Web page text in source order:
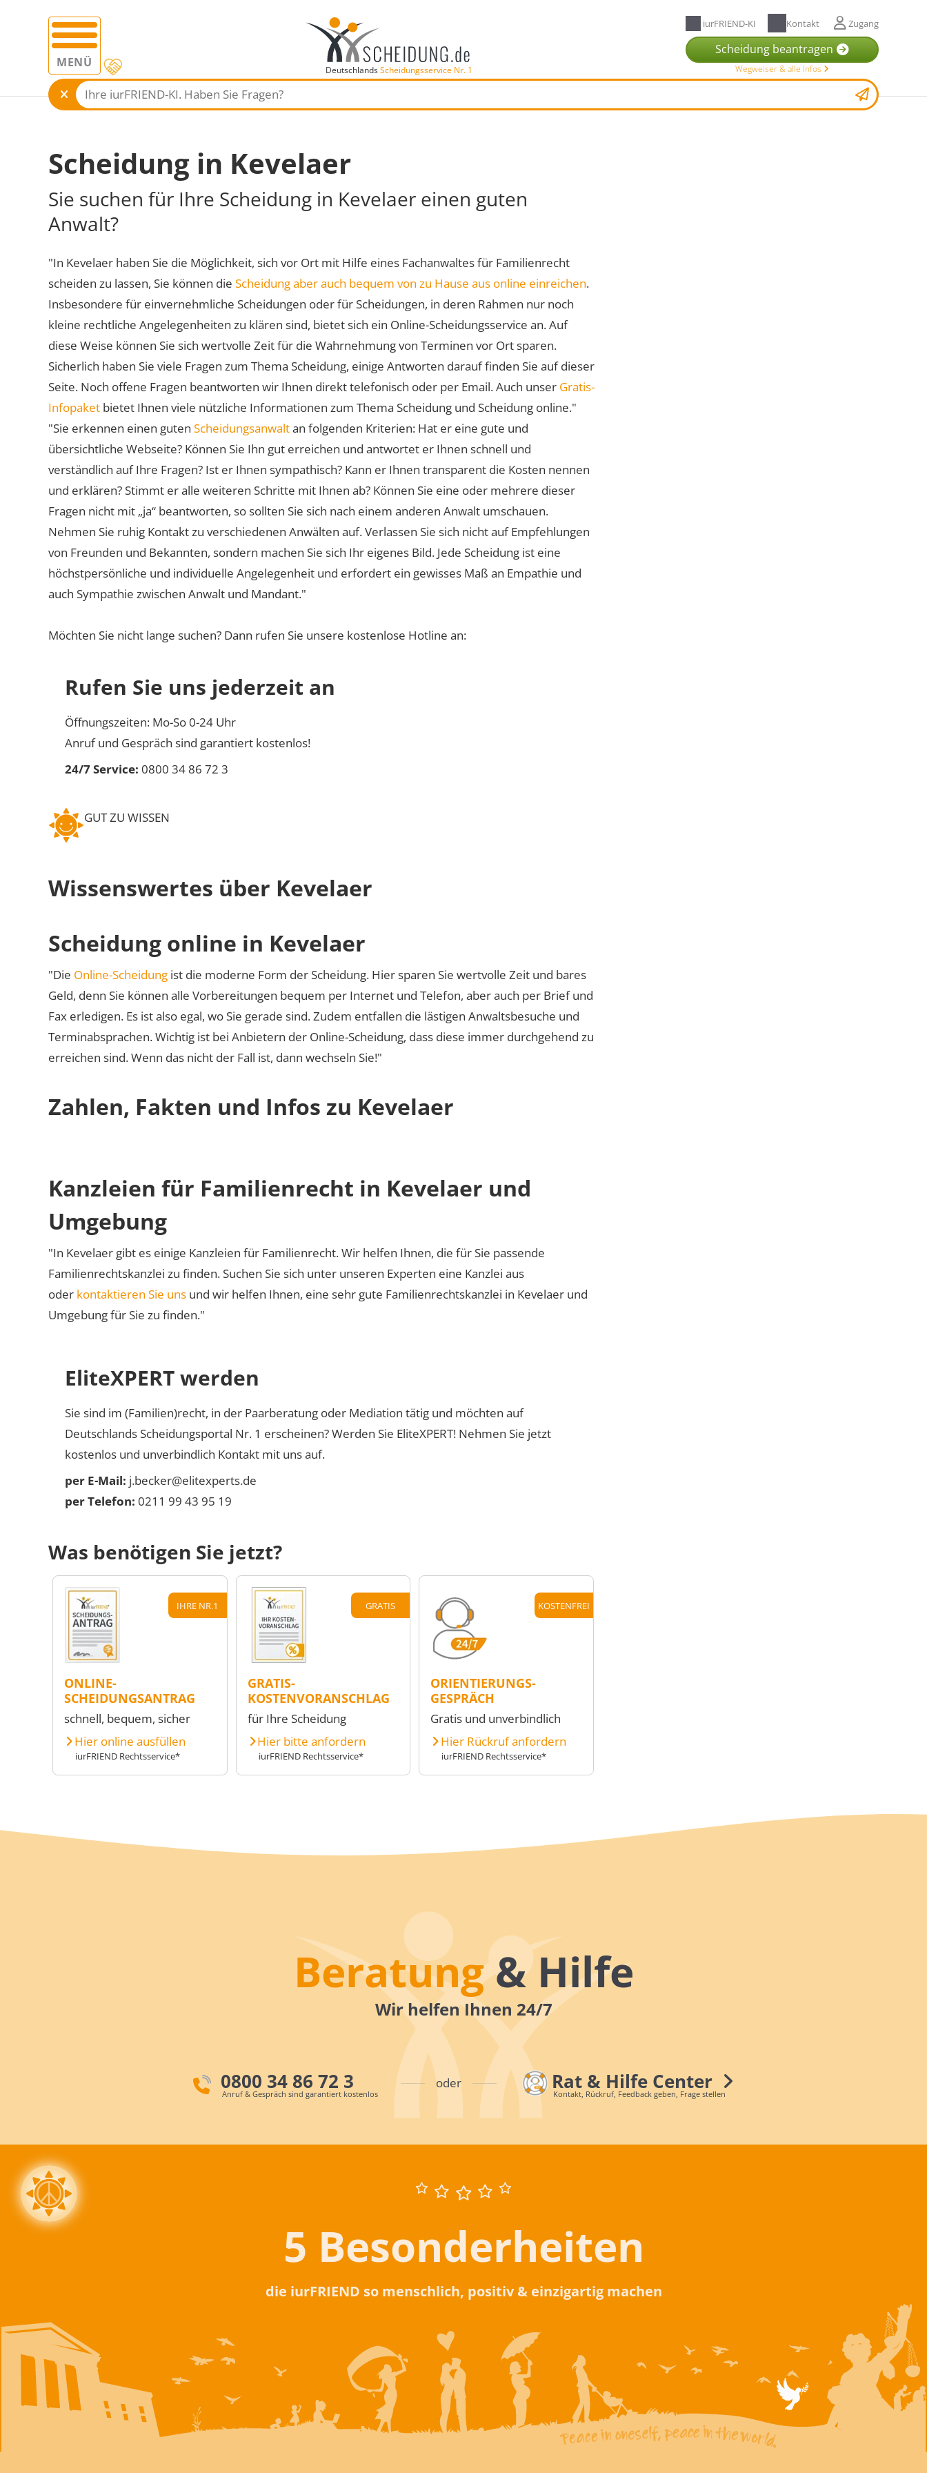
MENÜ DeutschlandsScheidungsservice Nr. 1
iurFRIEND-KI Kontakt Zugang
Scheidung beantragen
Wegweiser & alle Infos
Scheidung in Kevelaer
Sie suchen für Ihre Scheidung in Kevelaer einen guten
Anwalt?
"In Kevelaer haben Sie die Möglichkeit, sich vor Ort mit Hilfe eines Fachanwaltes für Familienrecht
scheiden zu lassen, Sie können die Scheidung aber auch bequem von zu Hause aus online einreichen.
Insbesondere für einvernehmliche Scheidungen oder für Scheidungen, in deren Rahmen nur noch
kleine rechtliche Angelegenheiten zu klären sind, bietet sich ein Online-Scheidungsservice an. Auf
diese Weise können Sie sich wertvolle Zeit für die Wahrnehmung von Terminen vor Ort sparen.
Sicherlich haben Sie viele Fragen zum Thema Scheidung, einige Antworten darauf finden Sie auf dieser
Seite. Noch offene Fragen beantworten wir Ihnen direkt telefonisch oder per Email. Auch unser Gratis-
Infopaket bietet Ihnen viele nützliche Informationen zum Thema Scheidung und Scheidung online."
"Sie erkennen einen guten Scheidungsanwaltan folgenden Kriterien: Hat er eine gute und
übersichtliche Webseite? Können Sie Ihn gut erreichen und antwortet er Ihnen schnell und
verständlich auf Ihre Fragen? Ist er Ihnen sympathisch? Kann er Ihnen transparent die Kosten nennen
und erklären? Stimmt er alle weiteren Schritte mit Ihnen ab? Können Sie eine oder mehrere dieser
Fragen nicht mit „ja“ beantworten, so sollten Sie sich nach einem anderen Anwalt umschauen.
Nehmen Sie ruhig Kontakt zu verschiedenen Anwälten auf. Verlassen Sie sich nicht auf Empfehlungen
von Freunden und Bekannten, sondern machen Sie sich Ihr eigenes Bild. Jede Scheidung ist eine
höchstpersönliche und individuelle Angelegenheit und erfordert ein gewisses Maß an Empathie und
auch Sympathie zwischen Anwalt und Mandant."
Möchten Sie nicht lange suchen? Dann rufen Sie unsere kostenlose Hotline an:
Rufen Sie uns jederzeit an
Öffnungszeiten: Mo-So 0-24 Uhr
Anruf und Gespräch sind garantiert kostenlos!
24/7 Service: 0800 34 86 72 3
GUT ZU WISSEN
Wissenswertes über Kevelaer
Scheidung online in Kevelaer
"Die Online-Scheidung ist die moderne Form der Scheidung. Hier sparen Sie wertvolle Zeit und bares
Geld, denn Sie können alle Vorbereitungen bequem per Internet und Telefon, aber auch per Brief und
Fax erledigen. Es ist also egal, wo Sie gerade sind. Zudem entfallen die lästigen Anwaltsbesuche und
Terminabsprachen. Wichtig ist bei Anbietern der Online-Scheidung, dass diese immer durchgehend zu
erreichen sind. Wenn das nicht der Fall ist, dann wechseln Sie!"
Zahlen, Fakten und Infos zu Kevelaer
Kanzleien für Familienrecht in Kevelaer und
Umgebung
"In Kevelaer gibt es einige Kanzleien für Familienrecht. Wir helfen Ihnen, die für Sie passende
Familienrechtskanzlei zu finden. Suchen Sie sich unter unseren Experten eine Kanzlei aus
oder kontaktieren Sie uns und wir helfen Ihnen, eine sehr gute Familienrechtskanzlei in Kevelaer und
Umgebung für Sie zu finden."
EliteXPERT werden
Sie sind im (Familien)recht, in der Paarberatung oder Mediation tätig und möchten auf
Deutschlands Scheidungsportal Nr. 1 erscheinen? Werden Sie EliteXPERT! Nehmen Sie jetzt
kostenlos und unverbindlich Kontakt mit uns auf.
per E-Mail: j.becker@elitexperts.de
per Telefon: 0211 99 43 95 19
Was benötigen Sie jetzt?
IHRE NR.1
ONLINE-
SCHEIDUNGSANTRAG
schnell, bequem, sicher
Hier online ausfüllen
iurFRIEND Rechtsservice*
GRATIS
GRATIS-
KOSTENVORANSCHLAG
für Ihre Scheidung
Hier bitte anfordern
iurFRIEND Rechtsservice*
KOSTENFREI
ORIENTIERUNGS-
GESPRÄCH
Gratis und unverbindlich
Hier Rückruf anfordern
iurFRIEND Rechtsservice*
Beratung& Hilfe
Wir helfen Ihnen 24/7
0800 34 86 72 3
Anruf & Gespräch sind garantiert kostenlos
oder Rat & Hilfe Center
Kontakt, Rückruf, Feedback geben, Frage stellen
5 Besonderheiten
die iurFRIEND so menschlich, positiv & einzigartig machen